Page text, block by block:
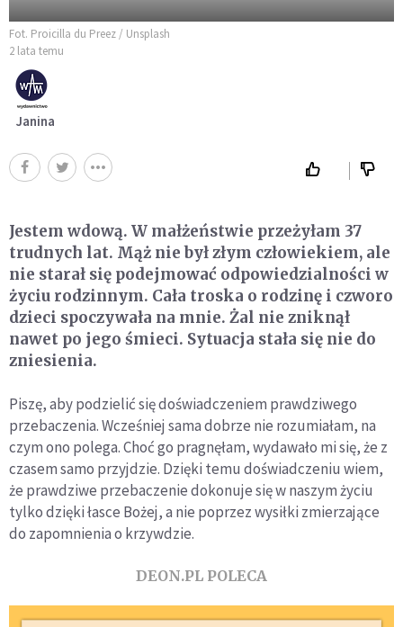
Fot. Proicilla du Preez / Unsplash
2 lata temu
Janina
Jestem wdową. W małżeństwie przeżyłam 37
trudnych lat. Mąż nie był złym człowiekiem, ale
nie starał się podejmować odpowiedzialności w
życiu rodzinnym. Cała troska o rodzinę i czworo
dzieci spoczywała na mnie. Żal nie zniknął
nawet po jego śmieci. Sytuacja stała się nie do
zniesienia.
Piszę, aby podzielić się doświadczeniem prawdziwego
przebaczenia. Wcześniej sama dobrze nie rozumiałam, na
czym ono polega. Choć go pragnęłam, wydawało mi się, że z
czasem samo przyjdzie. Dzięki temu doświadczeniu wiem,
że prawdziwe przebaczenie dokonuje się w naszym życiu
tylko dzięki łasce Bożej, a nie poprzez wysiłki zmierzające
do zapomnienia o krzywdzie.
DEON.PL POLECA